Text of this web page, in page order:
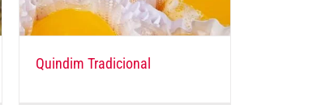
Quindim Tradicional